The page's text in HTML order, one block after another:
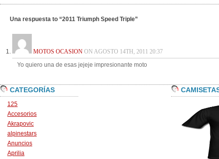
Una respuesta to “2011 Triumph Speed Triple”
MOTOS OCASION ON AGOSTO 14TH, 2011 20:37
Yo quiero una de esas jejeje impresionante moto
CATEGORÍAS
125
Accesorios
Akrapovic
alpinestars
Anuncios
Aprilia